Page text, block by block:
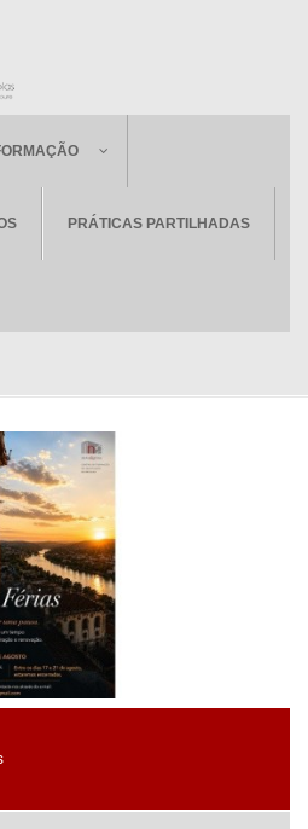
PRÁTICAS PARTILHADAS